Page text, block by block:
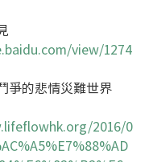
view/1274
爭的悲情災難世界
2016/0